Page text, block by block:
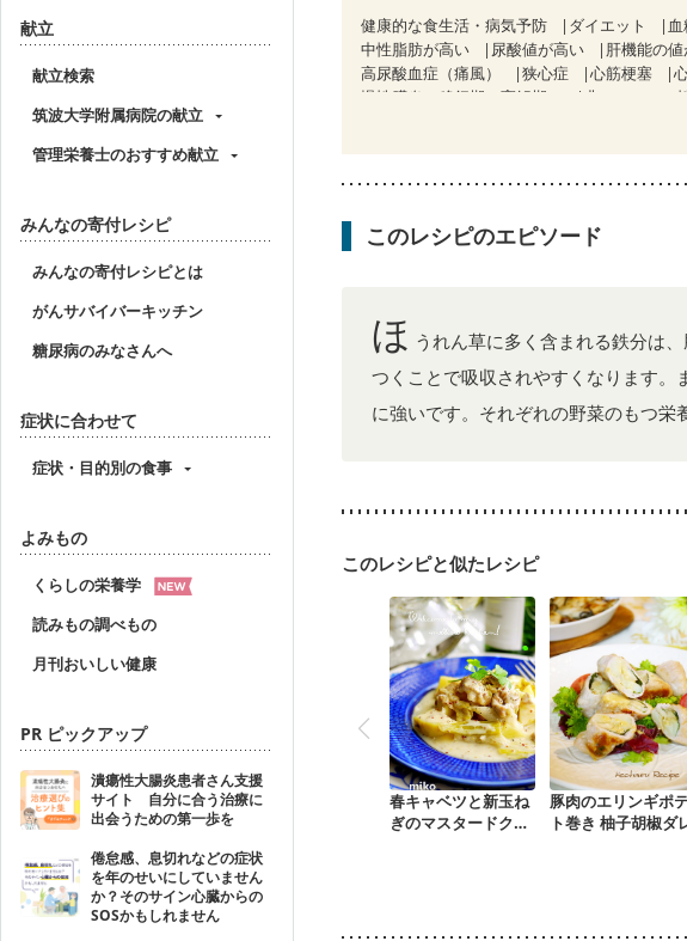
献立
献立検索
筑波大学附属病院の献立
管理栄養士のおすすめ献立
みんなの寄付レシピ
みんなの寄付レシピとは
がんサバイバーキッチン
糖尿病のみなさんへ
症状に合わせて
症状・目的別の食事
よみもの
くらしの栄養学
読みもの調べもの
月刊おいしい健康
PR ピックアップ
潰瘍性大腸炎患者さん支援
サイト 自分に合う治療に
出会うための第一歩を
倦怠感、息切れなどの症状
を年のせいにしていません
か？そのサイン心臓からの
SOSかもしれません
健康的な食生活・病気予防 ダイエット
中性脂肪が高い
尿酸値が高い 肝機能の
高尿酸血症（痛風）
狭心症 心筋梗塞
慢性膵炎（移行期・寛解期）
非アルコール
産後（ミルク）
骨折 骨粗しょう症 関
このレシピのエピソード
ほ うれん草に多く含まれる鉄分は
つくことで吸収されやすくなります。
に強いです。それぞれの野菜のもつ栄
このレシピと似たレシピ
春キャベツと新玉ね
ぎのマスタードクリ
豚肉のエリンギポ
ト巻き 柚子胡椒ダ